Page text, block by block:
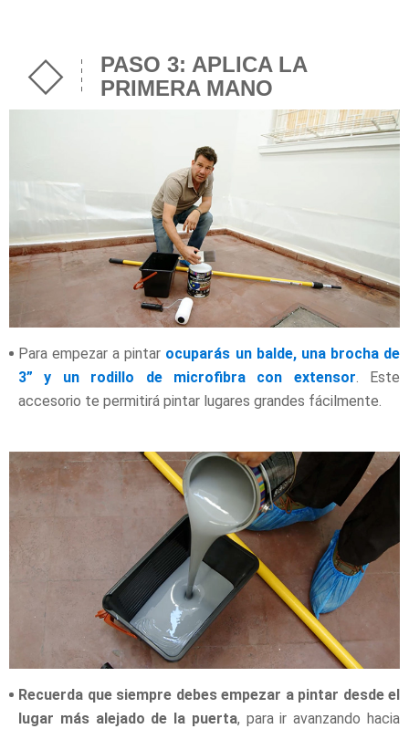
PASO 3: APLICA LA
PRIMERA MANO
Para empezar a pintar ocuparás un balde, una brocha de
3” y un rodillo de microfibra con extensor. Este
accesorio te permitirá pintar lugares grandes fácilmente.
Recuerda que siempre debes empezar a pintar desde el
lugar más alejado de la puerta, para ir avanzando hacia